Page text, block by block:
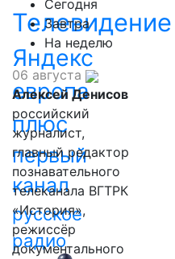
Телевидение
Яндекс
европа
плюс
первый
канал
русское
радио
Сегодня
Завтра
На неделю
06 августа
Алексей Денисов
российский
журналист,
главный редактор
познавательного
телеканала ВГТРК
«История»,
режиссёр
документального